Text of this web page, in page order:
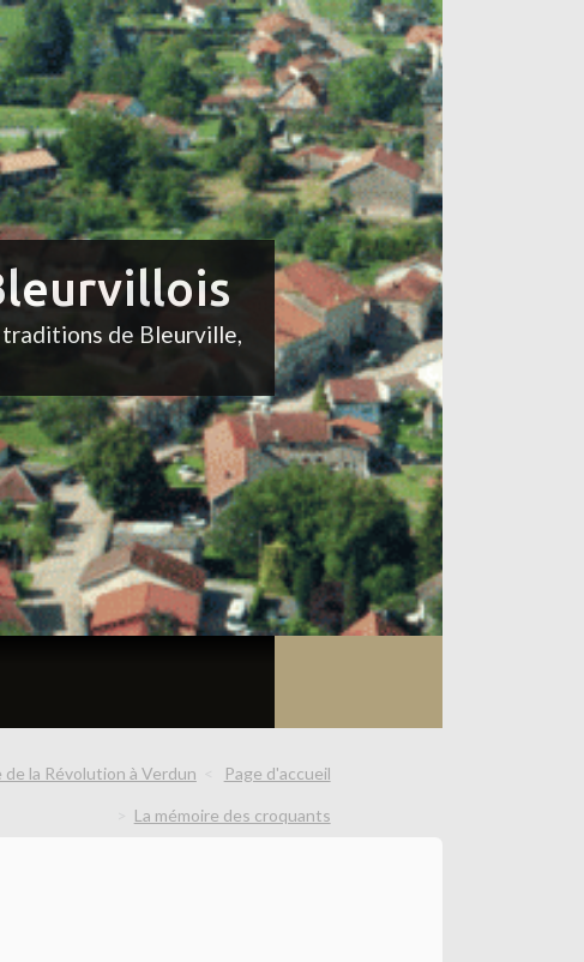
de Bleurville,
la Révolution à Verdun Page d'accueil
La mémoire des croquants